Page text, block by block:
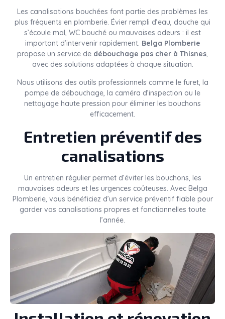
Les canalisations bouchées font partie des problèmes les
plus fréquents en plomberie. Évier rempli d’eau, douche qui
s’écoule mal, WC bouché ou mauvaises odeurs : il est
important d’intervenir rapidement. Belga Plomberie
propose un service de débouchage pas cher à Thisnes,
avec des solutions adaptées à chaque situation.
Nous utilisons des outils professionnels comme le furet, la
pompe de débouchage, la caméra d’inspection ou le
nettoyage haute pression pour éliminer les bouchons
efficacement.
Entretien préventif des
canalisations
Un entretien régulier permet d’éviter les bouchons, les
mauvaises odeurs et les urgences coûteuses. Avec Belga
Plomberie, vous bénéficiez d’un service préventif fiable pour
garder vos canalisations propres et fonctionnelles toute
l’année.